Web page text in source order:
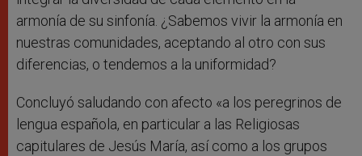
armonía de su sinfonía. ¿Sabemos vivir la armonía en
nuestras comunidades, aceptando al otro con sus
diferencias, o tendemos a la uniformidad?
Concluyó saludando con afecto «a los peregrinos de
lengua española, en particular a las Religiosas
capitulares de Jesús María, así como a los grupos